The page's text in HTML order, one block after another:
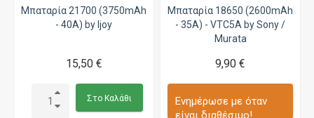
Μπαταρία 21700 (3750mAh
- 40A) by Ijoy
15,50 €
Στο Καλάθι
Μπαταρία 18650 (2600mAh
- 35A) - VTC5A by Sony /
Murata
9,90 €
Ενημέρωσε με όταν
είναι διαθέσιμο!